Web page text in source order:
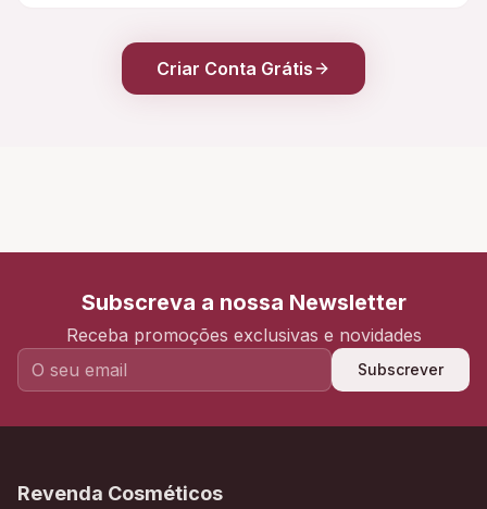
Criar Conta Grátis
Subscreva a nossa Newsletter
Receba promoções exclusivas e novidades
Subscrever
Revenda Cosméticos